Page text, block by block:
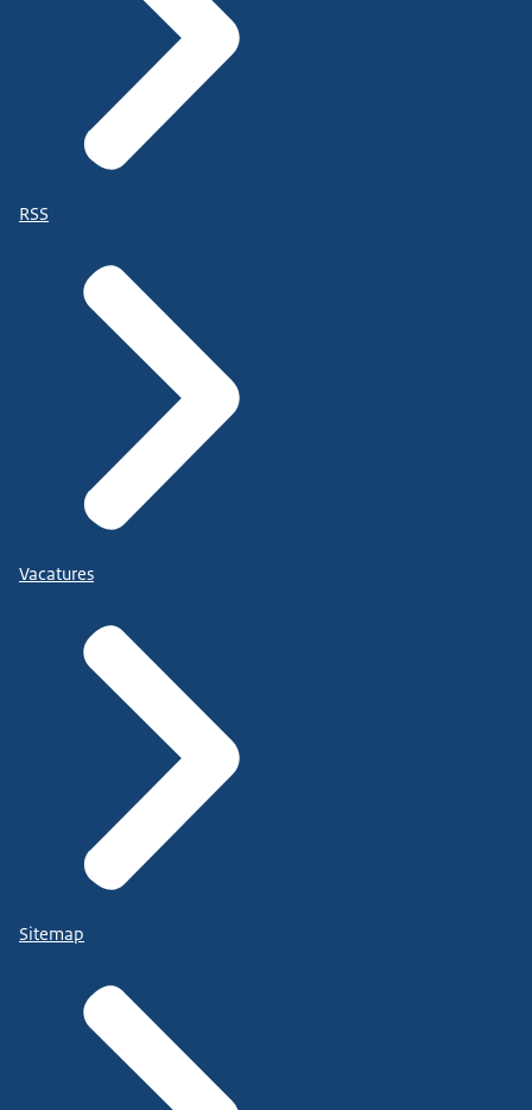
RSS
Vacatures
Sitemap